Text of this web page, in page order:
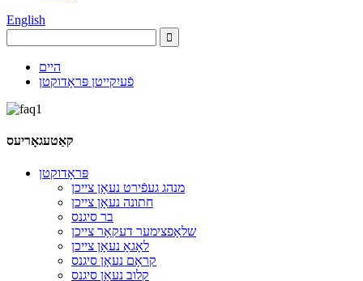
English
היים
פֿעיִקייטן פּראָדוקטן
קאַטעגאָריעס
פּראָדוקטן
מנהג געפֿירט נעאָן צייכן
חתונה נעאָן צייכן
בר סיגנס
שלאָפצימער דעקאָר צייכן
לאָגאָ נעאָן צייכן
קראָם נעאָן סיגנס
קלוב נעאָן סיגנס